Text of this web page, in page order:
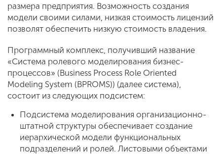
размера предприятия. Возможность создания
модели своими силами, низкая стоимость лицензий
позволят обеспечить низкую стоимость владения.
Программный комплекс, получивший название
«Система ролевого моделирования бизнес-
процессов» (Business Process Role Oriented
Modeling System (BPROMS)) (далее система),
состоит из следующих подсистем:
Подсистема моделирования организационно-
штатной структуры обеспечивает создание
иерархической модели функциональных
подразделений и ролей. Листовыми объектами